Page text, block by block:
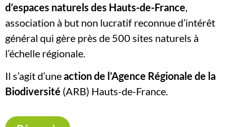
d’espaces naturels des Hauts-de-France
association à but non lucratif reconnue d’intérêt
général qui gère près de 500 sites naturels à
l’échelle régionale.
Il s’agit d’uneaction de l’Agence Régionale de la
Biodiversité (ARB) Hauts-de-France.